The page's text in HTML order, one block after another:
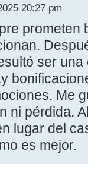
20:27 pm
prometen
ser
Me
ni pérdida.
lugar del
es mejor.